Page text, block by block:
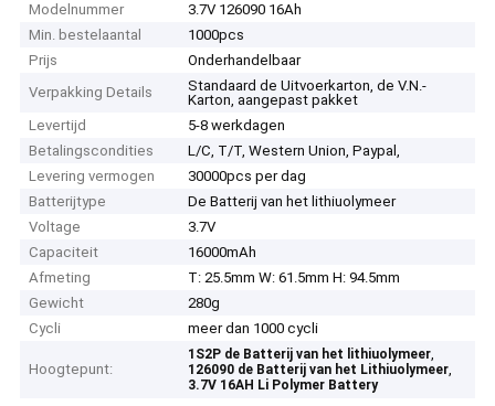
Modelnummer
3.7V 126090 16Ah
Min. bestelaantal
1000pcs
Prijs
Onderhandelbaar
Verpakking Details
Standaard de Uitvoerkarton, de V.N.-
Karton, aangepast pakket
Levertijd
5-8 werkdagen
Betalingscondities
L/C, T/T, Western Union, Paypal,
Levering vermogen
30000pcs per dag
Batterijtype
De Batterij van het lithiuolymeer
Voltage
3.7V
Capaciteit
16000mAh
Afmeting
T: 25.5mm W: 61.5mm H: 94.5mm
Gewicht
280g
Cycli
meer dan 1000 cycli
Hoogtepunt:
1S2P de Batterij van het lithiuolymeer,
126090 de Batterij van het Lithiuolymeer,
3.7V 16AH Li Polymer Battery